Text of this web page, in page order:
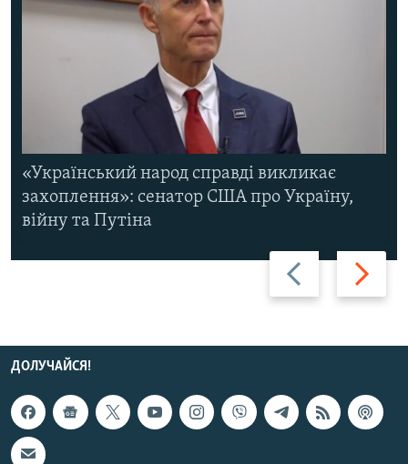
Назад Вперед
«Український народ справді викликає
захоплення»: сенатор США про Україну,
війну та Путіна
ДОЛУЧАЙСЯ!